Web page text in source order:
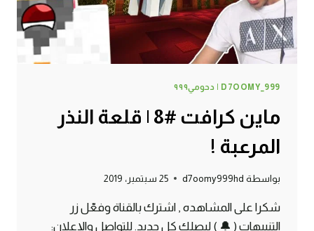
D7OOMY_999 | دحومي٩٩٩
ماين كرافت #8 | قلعة النذر
المرعبة !
بواسطة d7oomy999hd 25 سبتمبر، 2019
شكرا على المشاهده , اشترك بالقناة وفعّل زر
التنبيهات ( 🔔 ) ليصلك كل جديد. للتواصل والإعلان: